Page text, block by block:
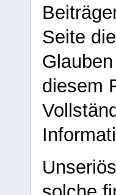
Seite
diesem